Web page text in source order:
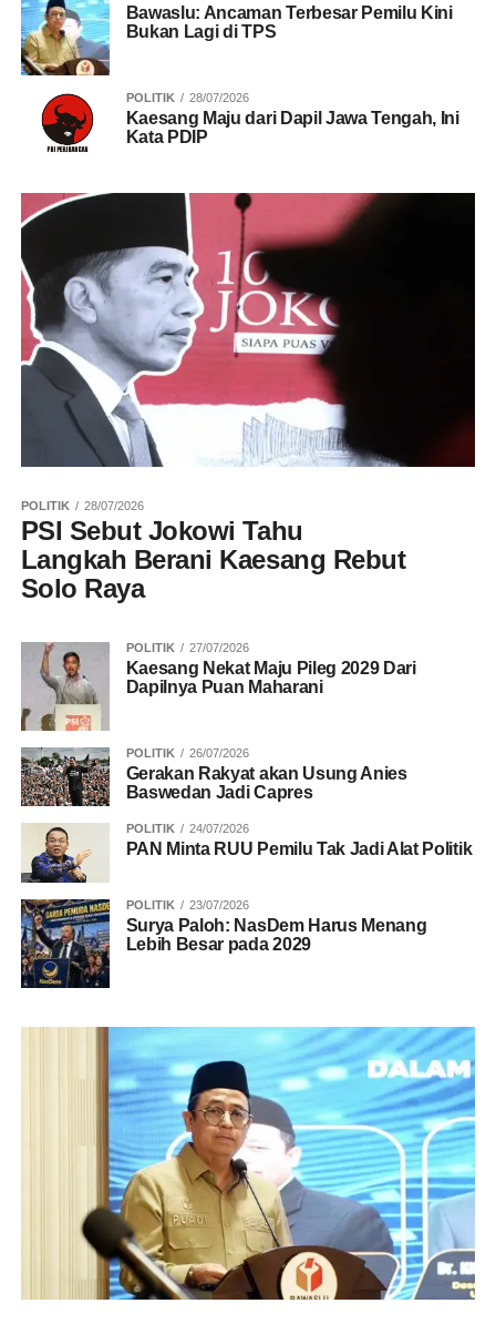
Bawaslu: Ancaman Terbesar Pemilu Kini
Bukan Lagi di TPS
POLITIK 28/07/2026
Kaesang Maju dari Dapil Jawa Tengah, Ini
Kata PDIP
POLITIK 28/07/2026
PSI Sebut Jokowi Tahu
Langkah Berani Kaesang Rebut
Solo Raya
POLITIK 27/07/2026
Kaesang Nekat Maju Pileg 2029 Dari
Dapilnya Puan Maharani
POLITIK 26/07/2026
Gerakan Rakyat akan Usung Anies
Baswedan Jadi Capres
POLITIK 24/07/2026
PAN Minta RUU Pemilu Tak Jadi Alat Politik
POLITIK 23/07/2026
Surya Paloh: NasDem Harus Menang
Lebih Besar pada 2029